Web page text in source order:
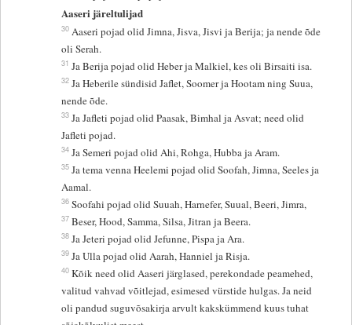
Aaseri järeltulijad
30 Aaseri pojad olid Jimna, Jisva, Jisvi ja Berija; ja nende õde
oli Serah.
31 Ja Berija pojad olid Heber ja Malkiel, kes oli Birsaiti isa.
32 Ja Heberile sündisid Jaflet, Soomer ja Hootam ning Suua,
nende õde.
33 Ja Jafleti pojad olid Paasak, Bimhal ja Asvat; need olid
Jafleti pojad.
34 Ja Semeri pojad olid Ahi, Rohga, Hubba ja Aram.
35 Ja tema venna Heelemi pojad olid Soofah, Jimna, Seeles ja
Aamal.
36 Soofahi pojad olid Suuah, Harnefer, Suual, Beeri, Jimra,
37 Beser, Hood, Samma, Silsa, Jitran ja Beera.
38 Ja Jeteri pojad olid Jefunne, Pispa ja Ara.
39 Ja Ulla pojad olid Aarah, Hanniel ja Risja.
40 Kõik need olid Aaseri järglased, perekondade peamehed,
valitud vahvad võitlejad, esimesed vürstide hulgas. Ja neid
oli pandud suguvõsakirja arvult kakskümmend kuus tuhat